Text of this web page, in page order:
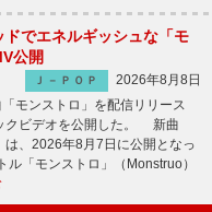
でエネルギッシュな「モ
公開
Ｊ－ＰＯＰ
2026年8月8日
モンストロ」を配信リリース
クビデオを公開した。 新曲
は、2026年8月7日に公開となっ
「モンストロ」（Monstruo）